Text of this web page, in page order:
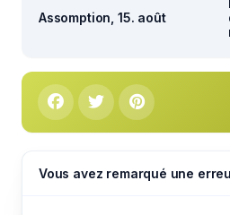
Assomption, 15. août
Vous avez remarqué une